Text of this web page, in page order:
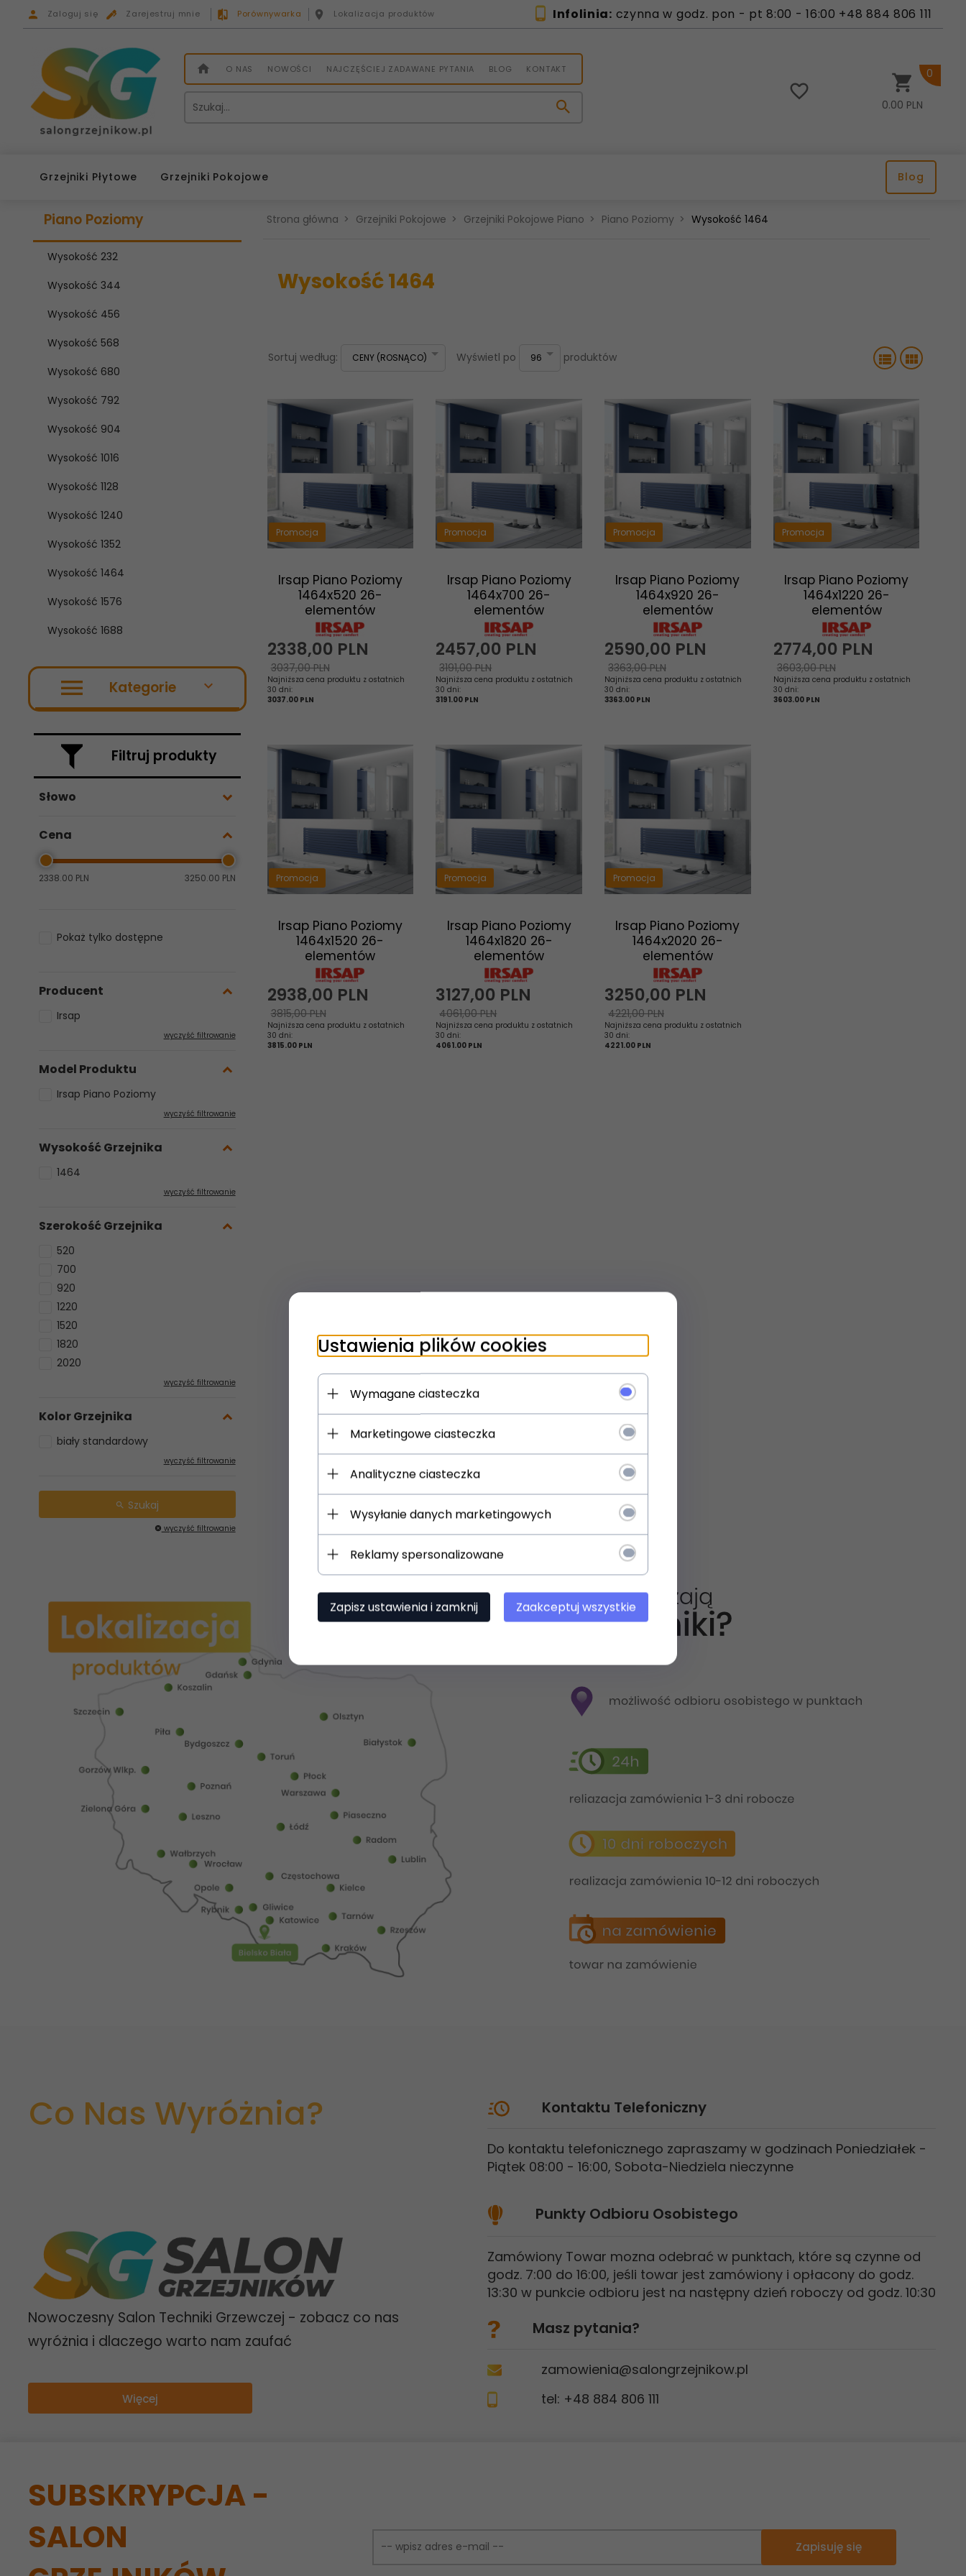
Zaloguj się Zarejestruj mnie Porównywarka Lokalizacja produktów Infolinia: czynna w godz. pon - pt 8:00 - 16:00 +48 884 806 111
O NAS NOWOŚCI NAJCZĘŚCIEJ ZADAWANE PYTANIA BLOG KONTAKT
0.00 PLN
0
Grzejniki Płytowe Grzejniki Pokojowe Blog
Piano Poziomy
Wysokość 232
Wysokość 344
Wysokość 456
Wysokość 568
Wysokość 680
Wysokość 792
Wysokość 904
Wysokość 1016
Wysokość 1128
Wysokość 1240
Wysokość 1352
Wysokość 1464
Wysokość 1576
Wysokość 1688
Kategorie
Filtruj produkty
Słowo
Cena
2338.00 PLN 3250.00 PLN
Pokaż tylko dostępne
Producent
Irsap
wyczyść filtrowanie
Model Produktu
Irsap Piano Poziomy
wyczyść filtrowanie
Wysokość Grzejnika
1464
wyczyść filtrowanie
Szerokość Grzejnika
520
700
920
1220
1520
1820
2020
wyczyść filtrowanie
Kolor Grzejnika
biały standardowy
wyczyść filtrowanie
Szukaj
wyczyść filtrowanie
Strona główna Grzejniki Pokojowe Grzejniki Pokojowe Piano Piano Poziomy Wysokość 1464
Wysokość 1464
Sortuj według: CENY (ROSNĄCO) Wyświetl po 96 produktów
Promocja
Irsap Piano Poziomy
1464x520 26-
elementów
2338,00 PLN
3037,00 PLN
Najniższa cena produktu z ostatnich
30 dni:
3037.00 PLN
Promocja
Irsap Piano Poziomy
1464x700 26-
elementów
2457,00 PLN
3191,00 PLN
Najniższa cena produktu z ostatnich
30 dni:
3191.00 PLN
Promocja
Irsap Piano Poziomy
1464x920 26-
elementów
2590,00 PLN
3363,00 PLN
Najniższa cena produktu z ostatnich
30 dni:
3363.00 PLN
Promocja
Irsap Piano Poziomy
1464x1220 26-
elementów
2774,00 PLN
3603,00 PLN
Najniższa cena produktu z ostatnich
30 dni:
3603.00 PLN
Promocja
Irsap Piano Poziomy
1464x1520 26-
elementów
2938,00 PLN
3815,00 PLN
Najniższa cena produktu z ostatnich
30 dni:
3815.00 PLN
Promocja
Irsap Piano Poziomy
1464x1820 26-
elementów
3127,00 PLN
4061,00 PLN
Najniższa cena produktu z ostatnich
30 dni:
4061.00 PLN
Promocja
Irsap Piano Poziomy
1464x2020 26-
elementów
3250,00 PLN
4221,00 PLN
Najniższa cena produktu z ostatnich
30 dni:
4221.00 PLN
Co Nas Wyróżnia?
Nowoczesny Salon Techniki Grzewczej - zobacz co nas
wyróżnia i dlaczego warto nam zaufać
Więcej
Kontaktu Telefoniczny
Do kontaktu telefonicznego zapraszamy w godzinach Poniedziałek -
Piątek 08:00 - 16:00, Sobota-Niedziela nieczynne
Punkty Odbioru Osobistego
Zamówiony Towar mozna odebrać w punktach, które są czynne od
godz. 7:00 do 16:00, jeśli towar jest zamówiony i opłacony do godz.
13:30 w punkcie odbioru jest na następny dzień roboczy od godz. 10:30
Masz pytania?
zamowienia@salongrzejnikow.pl
tel: +48 884 806 111
SUBSKRYPCJA -
SALON
Zapisuję się
Ustawienia plików cookies
Wymagane ciasteczka
Marketingowe ciasteczka
Analityczne ciasteczka
Wysyłanie danych marketingowych
Reklamy spersonalizowane
Zapisz ustawienia i zamknij Zaakceptuj wszystkie